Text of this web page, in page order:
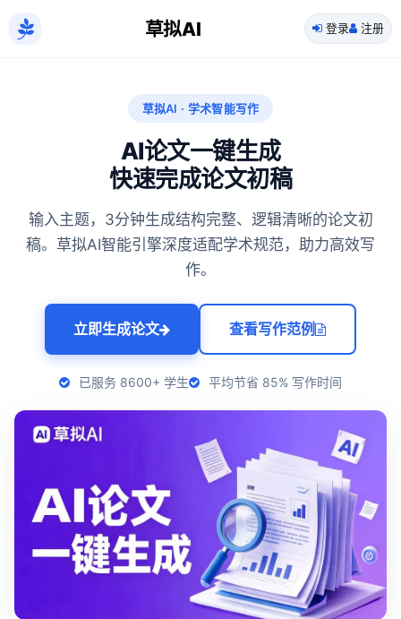
草拟AI 登录 注册
草拟AI · 学术智能写作
AI论文一键生成
快速完成论文初稿
输入主题，3分钟生成结构完整、逻辑清晰的论文初
稿。草拟AI智能引擎深度适配学术规范，助力高效写
作。
立即生成论文 查看写作范例
已服务 8600+ 学生 平均节省 85% 写作时间